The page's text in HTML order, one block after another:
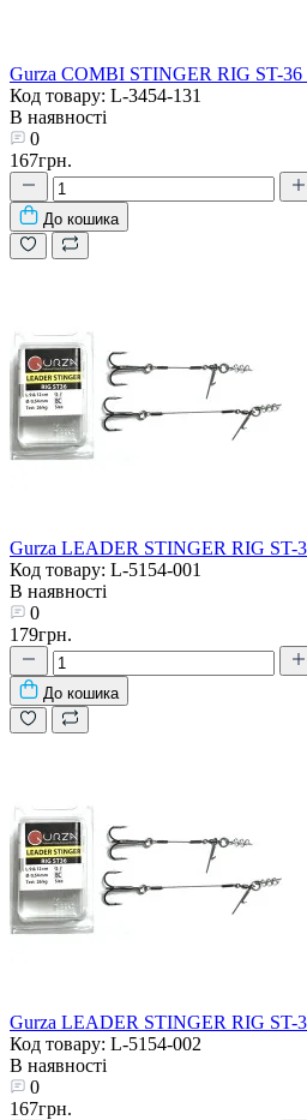
Gurza COMBI STINGER RIG ST-
Код товару: L-3454-131
В наявності
0
167грн.
До кошика
Gurza LEADER STINGER RIG ST-
Код товару: L-5154-001
В наявності
0
179грн.
До кошика
Gurza LEADER STINGER RIG ST-
Код товару: L-5154-002
В наявності
0
167грн.